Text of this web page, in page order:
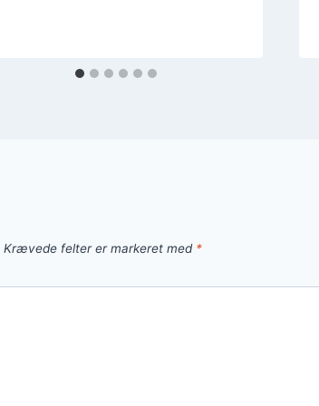
Krævede felter er markeret med *